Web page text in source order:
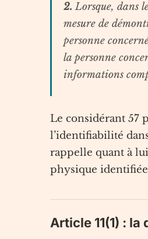
2. Lorsque, dans
mesure de
personne
la personne
informations
Le considérant 57
l’identifiabilité
rappelle quant à
physique
Article 11(1) :